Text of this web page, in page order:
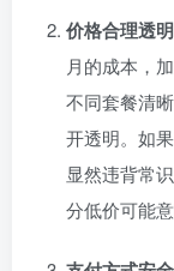
价格合理透明
月的成本，
不同套餐清
开透明。如
显然违背常
分低价可能